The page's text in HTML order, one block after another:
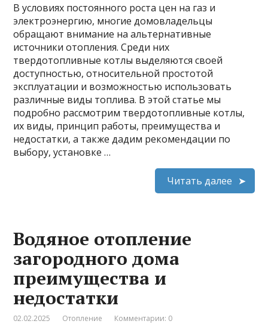
В условиях постоянного роста цен на газ и
электроэнергию, многие домовладельцы
обращают внимание на альтернативные
источники отопления. Среди них
твердотопливные котлы выделяются своей
доступностью, относительной простотой
эксплуатации и возможностью использовать
различные виды топлива. В этой статье мы
подробно рассмотрим твердотопливные котлы,
их виды, принцип работы, преимущества и
недостатки, а также дадим рекомендации по
выбору, установке …
Читать далее
Водяное отопление
загородного дома
преимущества и
недостатки
02.02.2025 Отопление Комментарии: 0